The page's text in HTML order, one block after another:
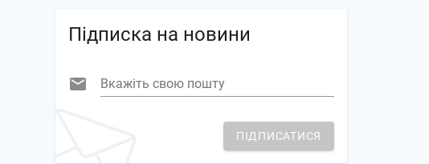
Підписка на новини
Вкажіть свою пошту
ПІДПИСАТИСЯ